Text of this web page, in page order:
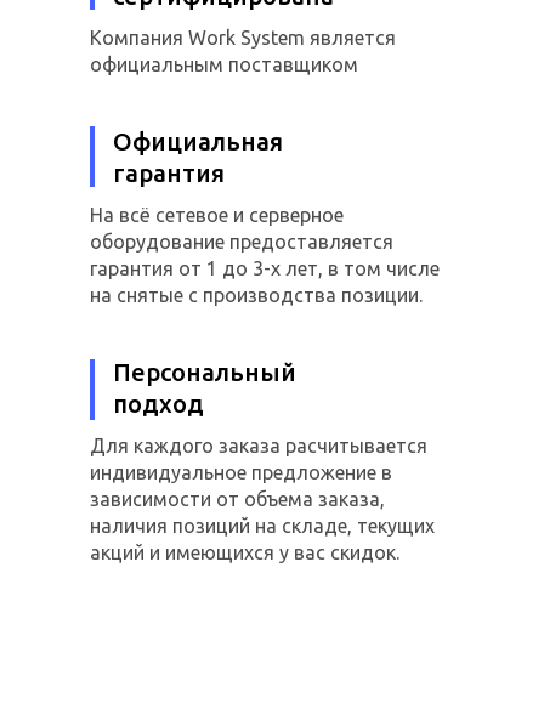
Компания Work System является
официальным поставщиком
Официальная
гарантия
На всё сетевое и серверное
оборудование предоставляется
гарантия от 1 до 3-х лет, в том числе
на снятые с производства позиции.
Персональный
подход
Для каждого заказа расчитывается
индивидуальное предложение в
зависимости от объема заказа,
наличия позиций на складе, текущих
акций и имеющихся у вас скидок.